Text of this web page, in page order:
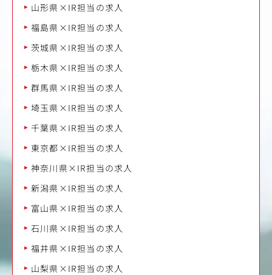
山形県×IR担当の求人
福島県×IR担当の求人
茨城県×IR担当の求人
栃木県×IR担当の求人
群馬県×IR担当の求人
埼玉県×IR担当の求人
千葉県×IR担当の求人
東京都×IR担当の求人
神奈川県×IR担当の求人
新潟県×IR担当の求人
富山県×IR担当の求人
石川県×IR担当の求人
福井県×IR担当の求人
山梨県×IR担当の求人